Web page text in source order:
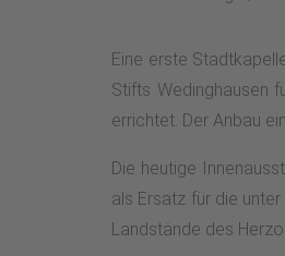
Eine erste
Stifts Wedinghausen
errichtet. Der Anbau
Die heutige
als Ersatz für die
Landstände des